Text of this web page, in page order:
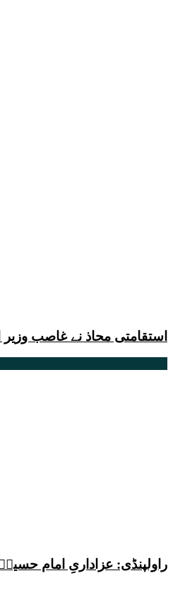
استقامتی محاذ نے غاصب وزیر
راولپنڈی: عزاداریِ امام